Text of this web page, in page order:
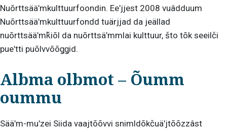
Nuõrttsääʹmkulttuurfoondin. Eeʹjjest 2008 vuâdduum
Nuõrttsääʹmkulttuurfondd tuärjjad da jeällad
nuõrttsääʹmǩiõl da nuõrttsäʹmmlai kulttuur, što tõk seeilči
pueʹtti puõlvvõõǥǥid.
Albma olbmot – Õumm
oummu
Sääʹm-muʹzei Siida vaajtõõvvi snimldõkčuäʹjtõõzzâst